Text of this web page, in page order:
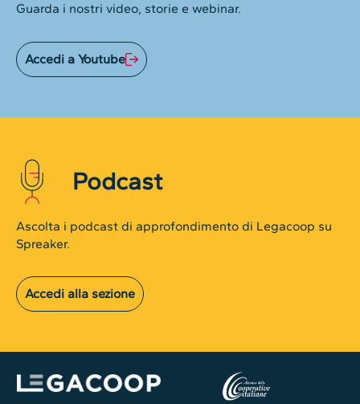
Guarda i nostri video, storie e webinar.
Accedi a Youtube
Podcast
Ascolta i podcast di approfondimento di Legacoop su
Spreaker.
Accedi alla sezione